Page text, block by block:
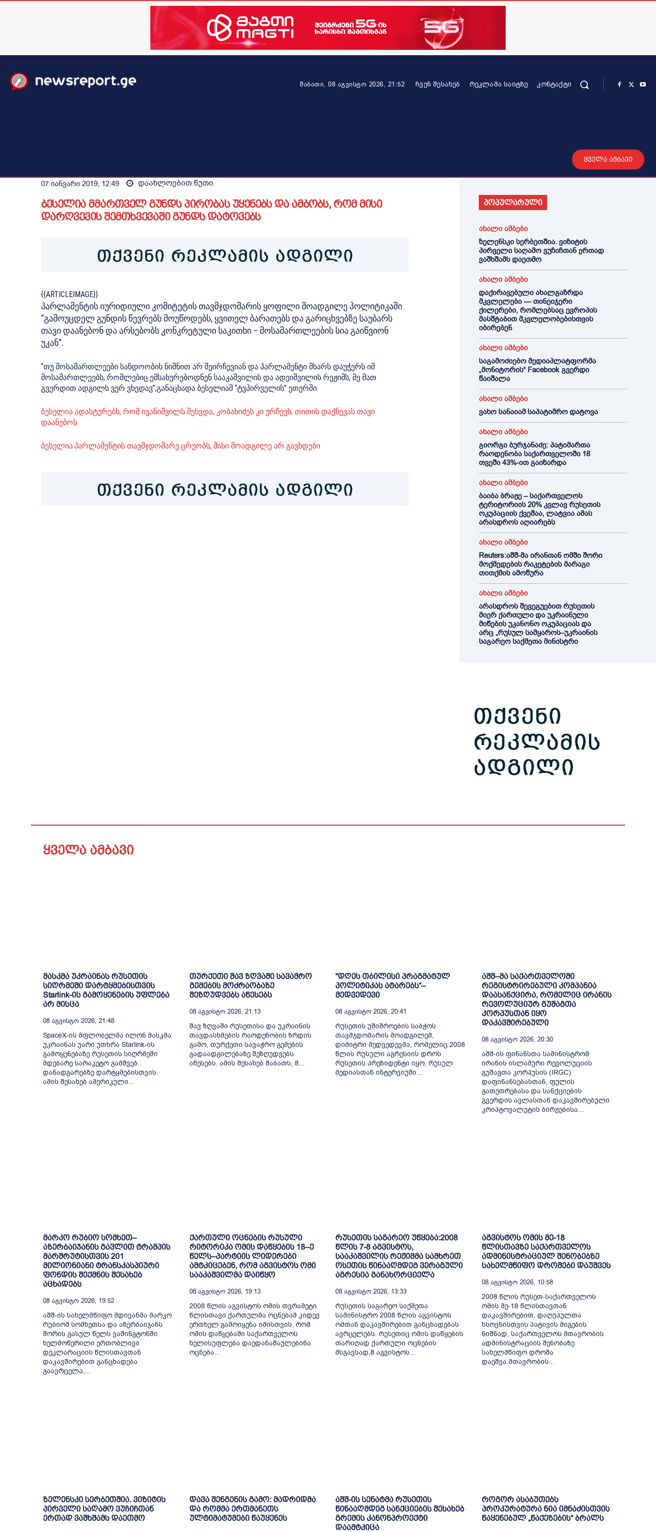
შაბათი, 08 აგვისტო 2026, 21:52 ᲩᲕᲔᲜ ᲨᲔᲡᲐᲮᲔᲑ ᲠᲔᲙᲚᲐᲛᲐ ᲡᲐᲘᲢᲖᲔ ᲙᲝᲜᲢᲐᲥᲢᲘ
ყველა ამბავი
07 იანვარი 2019, 12:49 დაახლოებით წუთი
ბესელია მმართველ გუნდს პირობას უყენებს და ამბობს, რომ მისი
დარღვევის შემთხვევაში გუნდს დატოვებს
{{ARTICLEIMAGE}}
პარლამენტის იურიდიული კომიტეტის თავმჯდომარის ყოფილი მოადგილე პოლიტიკაში
“გამოუცდელ გუნდის წევრებს მოუწოდებს, ყვითელ ბარათებს და გარიცხვებზე საუბარს
თავი დაანებონ და არსებობს კონკრეტული საკითხი – მოსამართლეების სია გაიწვიონ
უკან”.
“თუ მოსამართლეები სანდოობის ნიშნით არ შეირჩევიან და პარლამენტი მხარს დაუჭერს იმ
მოსამართლეებს, რომლებიც ემსახურებოდნენ სააკაშვილის და ადეიშვილის რეჟიმს, მე მათ
გვერდით ადგილს ვერ ვხედავ”,განაცხადა ბესელიამ “ტვპირველის” ეთერში.
ბესელია ადასტურებს, რომ ივანიშვილს შეხვდა, კობახიძეს კი ურჩევს, თითის დაქნევას თავი
დაანებოს
ბესელია:პარლამენტის თავმჯდომარე ცრუობს, მისი მოადგილე არ გავხდები
პოპულარული
ახალი ამბები
ზელენსკი სერბეთშია. ვიზიტის
პირველი საღამო ვუჩიჩთან ერთად
ვაშხშამს დაეთმო
ახალი ამბები
დაქირავებული ახალგაზრდა
მკვლელები — თინეიჯერი
ქილერები, რომლებსაც ევროპის
მასშტაბით მკვლელობებისთვის
იბირებენ
ახალი ამბები
საგამოძიებო მედიაპლატფორმა
„მონიტორის“ Facebook გვერდი
წაიშალა
ახალი ამბები
ვახო სანაიამ საპატიმრო დატოვა
ახალი ამბები
გიორგი ბურჯანაძე: პატიმართა
რაოდენობა საქართველოში 18
თვეში 43%-ით გაიზარდა
ახალი ამბები
ბაიბა ბრაჟე – საქართველოს
ტერიტორიის 20% კვლავ რუსეთის
ოკუპაციის ქვეშაა, ლატვია ამას
არასდროს აღიარებს
ახალი ამბები
Reuters:აშშ-მა ირანთან ომში შორი
მოქმედების რაკეტების მარაგი
თითქმის ამოწურა
ახალი ამბები
არასდროს შევეგუებით რუსეთის
მიერ ქართული და უკრაინული
მიწების უკანონო ოკუპაციას და
არც „რუსულ სამყაროს–უკრაინის
საგარეო საქმეთა მინისტრი
ყველა ამბავი
მასკმა უკრაინას რუსეთის
სიღრმეში დარტყმებისთვის
Starlink-ის გამოყენების უფლება
არ მისცა
08 Აგვისტო 2026, 21:48
SpaceX-ის მფლობელმა ილონ მასკმა
უკრაინას უარი უთხრა Starlink-ის
გამოყენებაზე რუსეთის სიღრმეში
მდებარე სარაკეტო გამშვებ
დანადგარებზე დარტყმებისთვის.
ამის შესახებ ამერიკული...
თურქეთი შავ ზღვაში სავაჭრო
გემების მოძრაობაზე
შეზღუდვებს აწესებს
08 Აგვისტო 2026, 21:13
შავ ზღვაში რუსეთისა და უკრაინის
თავდასხმების რაოდენობის ზრდის
გამო, თურქეთი სავაჭრო გემების
გადაადგილებაზე შეზღუდვებს
აწესებს. ამის შესახებ შაბათს, 8...
“დღეს თბილისი პრაგმატულ
პოლიტიკას ატარებს“–
მედვედევი
08 Აგვისტო 2026, 20:41
რუსეთის უშიშროების საბჭოს
თავმჯდომარის მოადგილემ,
დიმიტრი მედვედევმა, რომელიც 2008
წლის რუსული აგრესიის დროს
რუსეთის პრეზიდენტი იყო, რუსულ
მედიასთან ინტერვიუში...
აშშ–მა საქართველოში
რეგისტრირებული კომპანია
დაასანქცირა, რომელიც ირანის
რევოლუციურ გუშაგთა
კორპუსთან იყო
დაკავშირებული
08 Აგვისტო 2026, 20:30
აშშ-ის ფინანსთა სამინისტრომ
ირანის ისლამური რევოლუციის
გუშაგთა კორპუსის (IRGC)
დაფინანსებასთან, ფულის
გათეთრებასა და სანქციების
გვერდის ავლასთან დაკავშირებული
კრიპტოვალუტის ბირჟებისა...
მარკო რუბიო სომხეთ–
აზერბაიჯანის გავლით ტრამპის
მარშრუტისთვის 201
მილიონიანი ტრანსკასპიური
ფონდის შექმნის შესახებ
აცხადებს
08 Აგვისტო 2026, 19:52
აშშ-ის სახელმწიფო მდივანმა მარკო
რუბიომ სომხეთსა და აზერბაიჯანს
შორის გასულ წელს ვაშინგტონში
ხელმოწერილი ერთობლივი
დეკლარაციის წლისთავთან
დაკავშირებით განცხადება
გაავრცელა,...
ქართული ოცნების რუსული
რიტორიკა ომის დაწყების 18–ე
წელს–პარტიის ლიდერები
ამტკიცებენ, რომ აგვისტოს ომი
სააკაშვილმა დაიწყო
08 Აგვისტო 2026, 19:13
2008 წლის აგვისტოს ომის თვრამეტი
წლისთავი ქართულმა ოცნებამ კიდევ
ერთხელ გამოიყენა იმისთვის, რომ
ომის დაწყებაში საქართველოს
ხელისუფლება დაედანაშაულებინა.
ოცნება...
რუსეთის საგარეო უწყება:2008
წლის 7-8 აგვისტოს,
სააკაშვილის რეჟიმმა სამხრეთ
ოსეთის წინააღმდეგ ვერაგული
აგრესია განახორციელა
08 Აგვისტო 2026, 13:33
რუსეთის საგარეო საქმეთა
სამინისტრო 2008 წლის აგვისტოს
ომთან დაკავშირებით განცხადებას
ავრცელებს. რუსეთიც ომის დაწყების
თარიღად ქართული ოცნების
მსგავსად,8 აგვისტოს...
აგვისტოს ომის მე-18
წლისთავზე საქართველოს
ადმინისტრაციულ შენობებზე
სახელმწიფო დროშები დაუშვეს
08 Აგვისტო 2026, 10:58
2008 წლის რუსეთ-საქართველოს
ომის მე-18 წლისთავთან
დაკავშირებით, დაღუპულთა
ხსოვნისთვის პატივის მიგების
ნიშნად, საქართველოს მთავრობის
ადმინისტრაციის შენობაზე
სახელმწიფო დროშა
დაეშვა.მთავრობის...
ზელენსკი სერბეთშია. ვიზიტის
პირველი საღამო ვუჩიჩთან
ერთად ვაშხშამს დაეთმო
დავა შენგენის გამო: მადრიდმა
და რომმა ერთმანეთს
ულტიმატუმები წაუყენეს
აშშ-ის სენატმა რუსეთის
წინააღმდეგ სანქციების შესახებ
გრემის კანონპროექტი
დაამტკიცა
როგორ ასაბუთებს
პროკურატურა ნია იმნაძისთვის
წაყენებულ „წაქეზების“ ბრალს